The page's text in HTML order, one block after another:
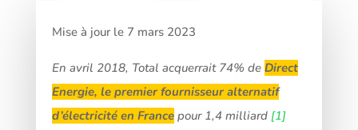
Mise à jour le 7 mars 2023
En avril 2018, Total acquerrait 74% de Direct
Energie, le premier fournisseur alternatif
d’électricité en Francepour 1,4 milliard [1]